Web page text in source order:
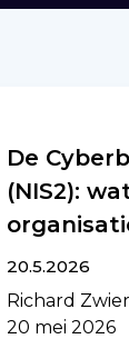
De
(NIS2):
20.5.2026
Richard
20 mei 2026